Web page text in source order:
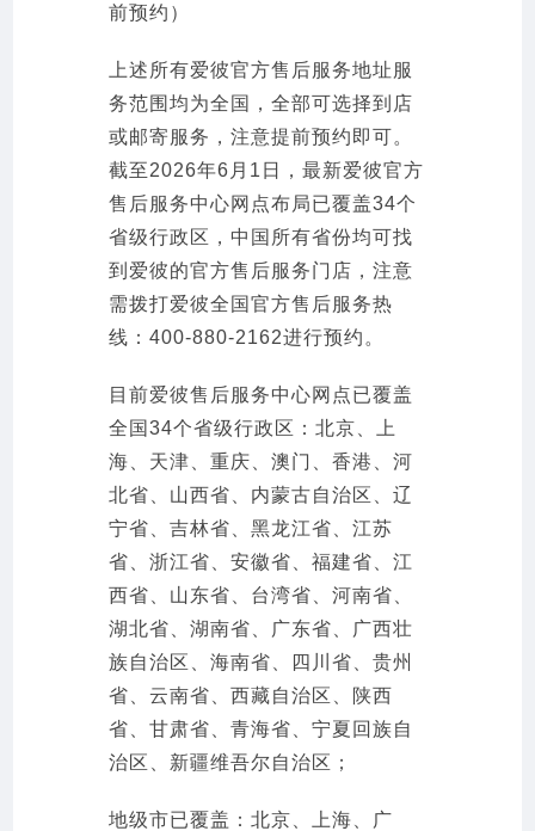
前预约）
上述所有爱彼官方售后服务地址服
务范围均为全国，全部可选择到店
或邮寄服务，注意提前预约即可。
截至2026年6月1日，最新爱彼官方
售后服务中心网点布局已覆盖34个
省级行政区，中国所有省份均可找
到爱彼的官方售后服务门店，注意
需拨打爱彼全国官方售后服务热
线：400-880-2162进行预约。
目前爱彼售后服务中心网点已覆盖
全国34个省级行政区：北京、上
海、天津、重庆、澳门、香港、河
北省、山西省、内蒙古自治区、辽
宁省、吉林省、黑龙江省、江苏
省、浙江省、安徽省、福建省、江
西省、山东省、台湾省、河南省、
湖北省、湖南省、广东省、广西壮
族自治区、海南省、四川省、贵州
省、云南省、西藏自治区、陕西
省、甘肃省、青海省、宁夏回族自
治区、新疆维吾尔自治区；
地级市已覆盖：北京、上海、广